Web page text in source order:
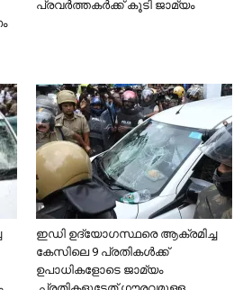
പ്രവര്‍ത്തകര്‍ക്ക് കൂടി ജാമ്യം
ഇഡി ഉദ്യോഗസ്ഥരെ ആക്രമിച്ച
കേസിലെ 9 പ്രതികള്‍ക്ക്
ഉപാധികളോടെ ജാമ്യം